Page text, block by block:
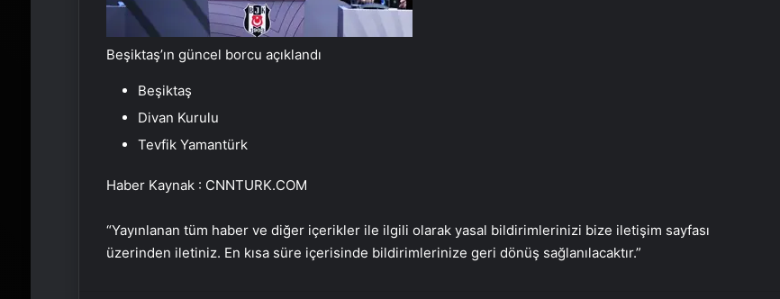
Beşiktaş’ın güncel borcu açıklandı
Beşiktaş
Divan Kurulu
Tevfik Yamantürk
Haber Kaynak : CNNTURK.COM
“Yayınlanan tüm haber ve diğer içerikler ile ilgili olarak yasal bildirimlerinizi bize iletişim sayfası
üzerinden iletiniz. En kısa süre içerisinde bildirimlerinize geri dönüş sağlanılacaktır.”
Nişantaşı Üniversitesi’nden 2026 YKS
Adaylarına Çifte Güvence: Sabit